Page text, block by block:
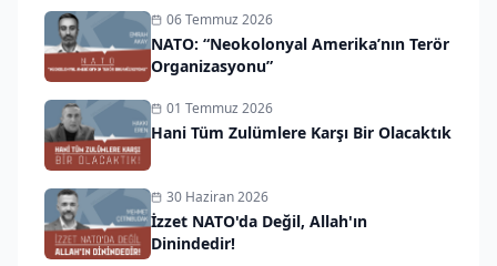
06 Temmuz 2026
NATO: “Neokolonyal Amerika’nın Terör
Organizasyonu”
01 Temmuz 2026
Hani Tüm Zulümlere Karşı Bir Olacaktık
30 Haziran 2026
İzzet NATO'da Değil, Allah'ın
Dinindedir!